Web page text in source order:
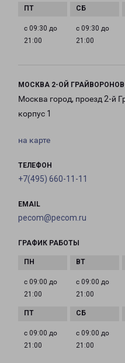
с 09:30 до
21:00
с 09:30 до
21:00
МОСКВА 2-ОЙ
Москва город, проезд 2-й
корпус 1
на карте
ТЕЛЕФОН
+7(495) 660-11-11
EMAIL
pecom@pecom.ru
ГРАФИК РАБОТЫ
с 09:00 до
21:00
с 09:00 до
21:00
с 09:00 до
21:00
с 09:00 до
21:00